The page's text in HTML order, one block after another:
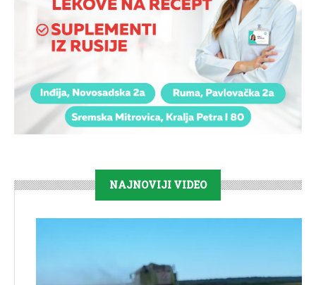
NAJNOVIJI VIDEO